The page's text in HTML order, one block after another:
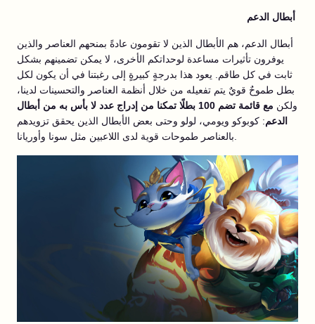
أبطال الدعم، هم الأبطال الذين لا تقومون عادةً بمنحهم العناصر والذين
يوفرون تأثيرات مساعدة لوحداتكم الأخرى، لا يمكن تضمينهم بشكل
ثابت في كل طاقم. يعود هذا بدرجةٍ كبيرةٍ إلى رغبتنا في أن يكون لكل
بطل طموحٌ قويٌ يتم تفعيله من خلال أنظمة العناصر والتحسينات لدينا،
ولكن
مع قائمة تضم 100 بطلًا تمكنا من إدراج عدد لا بأس به من أبطال
الدعم: كوبوكو ويومي، لولو وحتى بعض الأبطال الذين يحقق تزويدهم